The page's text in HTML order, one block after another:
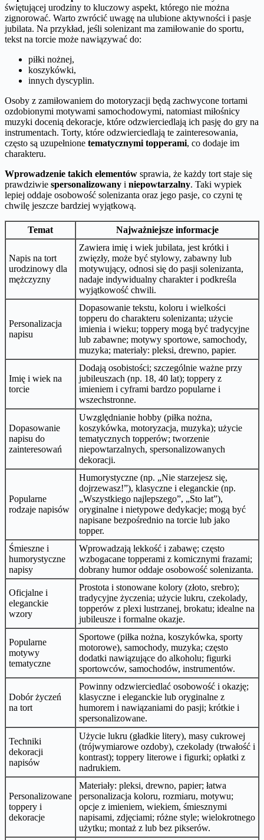
świętującej urodziny to kluczowy aspekt, którego nie można
zignorować. Warto zwrócić uwagę na ulubione aktywności i pasje
jubilata. Na przykład, jeśli solenizant ma zamiłowanie do sportu,
tekst na torcie może nawiązywać do:
piłki nożnej,
koszykówki,
innych dyscyplin.
Osoby z zamiłowaniem do motoryzacji będą zachwycone tortami
ozdobionymi motywami samochodowymi, natomiast miłośnicy
muzyki docenią dekoracje, które odzwierciedlają ich pasję do gry na
instrumentach. Torty, które odzwierciedlają te zainteresowania,
często są uzupełnione tematycznymi topperami, co dodaje im
charakteru.
Wprowadzenie takich elementów sprawia, że każdy tort staje się
prawdziwie spersonalizowany i niepowtarzalny. Taki wypiek
lepiej oddaje osobowość solenizanta oraz jego pasje, co czyni tę
chwilę jeszcze bardziej wyjątkową.
Temat Najważniejsze informacje
Napis na tort
urodzinowy dla
mężczyzny
Zawiera imię i wiek jubilata, jest krótki i
zwięzły, może być stylowy, zabawny lub
motywujący, odnosi się do pasji solenizanta,
nadaje indywidualny charakter i podkreśla
wyjątkowość chwili.
Personalizacja
napisu
Dopasowanie tekstu, koloru i wielkości
topperu do charakteru solenizanta; użycie
imienia i wieku; toppery mogą być tradycyjne
lub zabawne; motywy sportowe, samochody,
muzyka; materiały: pleksi, drewno, papier.
Imię i wiek na
torcie
Dodają osobistości; szczególnie ważne przy
jubileuszach (np. 18, 40 lat); toppery z
imieniem i cyframi bardzo popularne i
wszechstronne.
Dopasowanie
napisu do
zainteresowań
Uwzględnianie hobby (piłka nożna,
koszykówka, motoryzacja, muzyka); użycie
tematycznych topperów; tworzenie
niepowtarzalnych, spersonalizowanych
dekoracji.
Popularne
rodzaje napisów
Humorystyczne (np. „Nie starzejesz się,
dojrzewasz!”), klasyczne i eleganckie (np.
„Wszystkiego najlepszego”, „Sto lat”),
oryginalne i nietypowe dedykacje; mogą być
napisane bezpośrednio na torcie lub jako
topper.
Śmieszne i
humorystyczne
napisy
Wprowadzają lekkość i zabawę; często
wzbogacane topperami z komicznymi frazami;
dobrany humor oddaje osobowość solenizanta.
Oficjalne i
eleganckie
wzory
Prostota i stonowane kolory (złoto, srebro);
tradycyjne życzenia; użycie lukru, czekolady,
topperów z plexi lustrzanej, brokatu; idealne na
jubileusze i formalne okazje.
Popularne
motywy
tematyczne
Sportowe (piłka nożna, koszykówka, sporty
motorowe), samochody, muzyka; często
dodatki nawiązujące do alkoholu; figurki
sportowców, samochodów, instrumentów.
Dobór życzeń
na tort
Powinny odzwierciedlać osobowość i okazję;
klasyczne i eleganckie lub oryginalne z
humorem i nawiązaniami do pasji; krótkie i
spersonalizowane.
Techniki
dekoracji
napisów
Użycie lukru (gładkie litery), masy cukrowej
(trójwymiarowe ozdoby), czekolady (trwałość i
kontrast); toppery literowe i figurki; opłatki z
nadrukiem.
Personalizowane
toppery i
dekoracje
Materiały: pleksi, drewno, papier; łatwa
personalizacja koloru, rozmiaru, motywu;
opcje z imieniem, wiekiem, śmiesznymi
napisami, zdjęciami; różne style; wielokrotnego
użytku; montaż z lub bez pikserów.